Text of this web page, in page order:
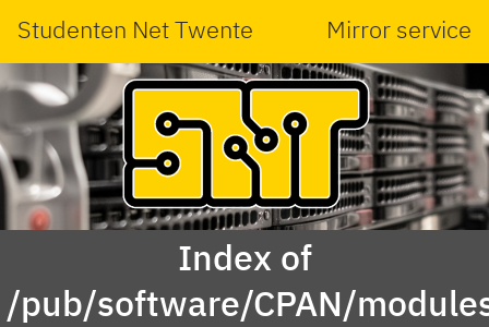
Studenten Net Twente Mirror service
Index of
/pub/software/CPAN/